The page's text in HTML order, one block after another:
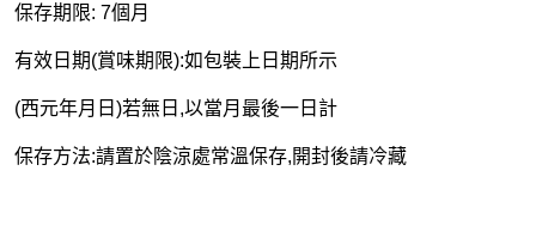
保存期限: 7個月
有效日期(賞味期限):如包裝上日期所示
(西元年月日)若無日,以當月最後一日計
保存方法:請置於陰涼處常溫保存,開封後請冷藏